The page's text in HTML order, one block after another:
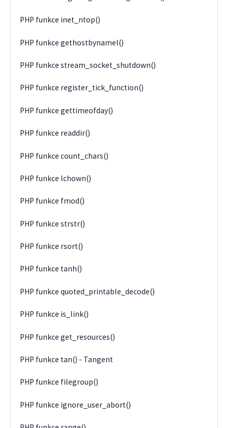
PHP funkce inet_ntop()
PHP funkce gethostbynamel()
PHP funkce stream_socket_shutdown()
PHP funkce register_tick_function()
PHP funkce gettimeofday()
PHP funkce readdir()
PHP funkce count_chars()
PHP funkce lchown()
PHP funkce fmod()
PHP funkce strstr()
PHP funkce rsort()
PHP funkce tanh()
PHP funkce quoted_printable_decode()
PHP funkce is_link()
PHP funkce get_resources()
PHP funkce tan() - Tangent
PHP funkce filegroup()
PHP funkce ignore_user_abort()